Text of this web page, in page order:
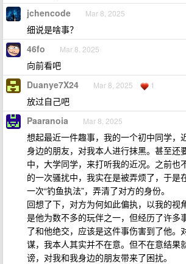
jchencode Mar 8, 2025
细说是啥事？
46fo Mar 8, 2025
向前看吧
Duanye7X24 Mar 8, 2025 1
放过自己吧
Paaranoia Mar 8, 2025
想起最近一件趣事，我的一个初中同学，
身边的朋友，对我本人进行抹黑。甚至还
中，大学同学，来打听我的近况。之前也
的一次骚扰中，我实在是被弄烦了，于是
一次“钓鱼执法”，弄清了对方的身份。
回想了下，对方为何如此偏执，以我的视
是他为数不多的玩伴之一，但经历了许多
了和他绝交，应该是这件事伤害到了他。
谋，我本人其实并不在意。但不在意结果
谤，对我和我身边的朋友带来了困扰。